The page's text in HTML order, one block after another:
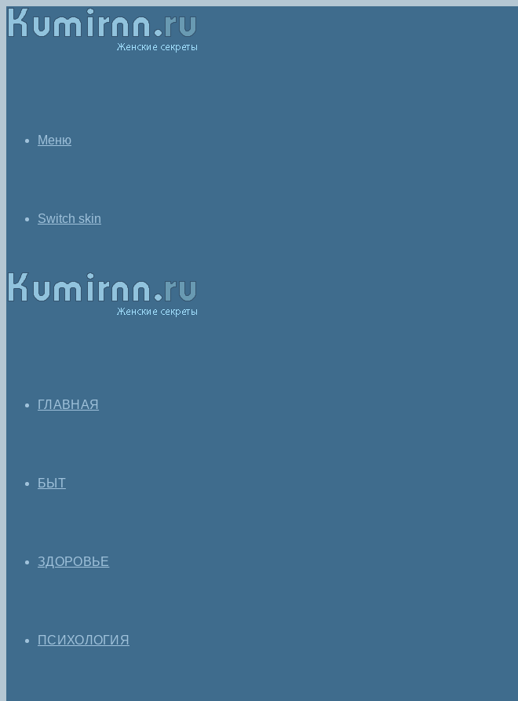
Меню
Switch skin
ГЛАВНАЯ
БЫТ
ЗДОРОВЬЕ
ПСИХОЛОГИЯ